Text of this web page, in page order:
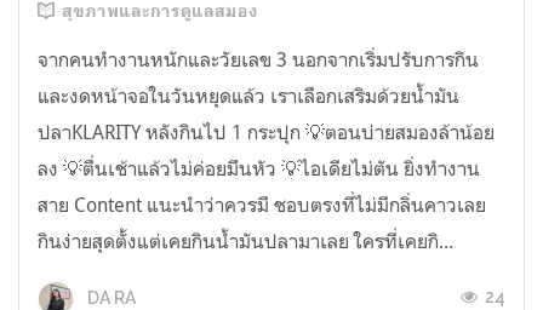
สุขภาพและการดูแลสมอง
จากคนทำงานหนักและวัยเลข 3 นอกจากเริ่มปรับการกิน
และงดหน้าจอในวันหยุดแล้ว เราเลือกเสริมด้วยน้ำมัน
ปลาKLARITY หลังกินไป 1 กระปุก 💡ตอนบ่ายสมองล้าน้อย
ลง 💡ตื่นเช้าแล้วไม่ค่อยมึนหัว 💡ไอเดียไม่ตัน ยิ่งทำงาน
สาย Content แนะนำว่าควรมี ชอบตรงที่ไม่มีกลิ่นคาวเลย
กินง่ายสุดตั้งแต่เคยกินน้ำมันปลามาเลย ใครที่เคยกิ...
DA RA 24